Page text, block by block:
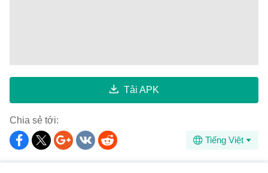
Tải APK
Chia sẻ tới:
Tiếng Việt